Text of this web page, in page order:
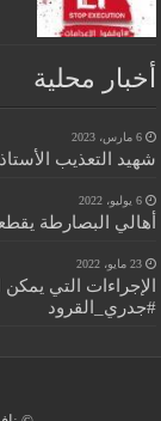
أخبار محلية
6 مارس، 2023
شهيد التعذيب
6 يوليو، 2022
أهالي البصارطة
23 مايو، 2022
الإجراءات التي يمكن
#جدري_القرود